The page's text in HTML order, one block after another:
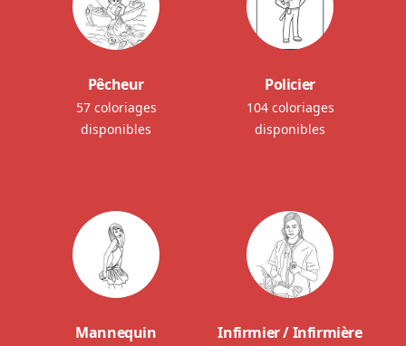
Pêcheur
57 coloriages
disponibles
Policier
104 coloriages
disponibles
Mannequin Infirmier / Infirmière